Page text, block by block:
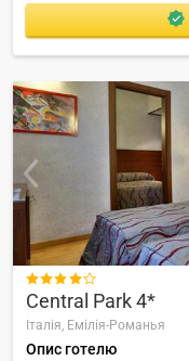

Central Park 4*
Італія, Емілія-Романья
Опис готелю